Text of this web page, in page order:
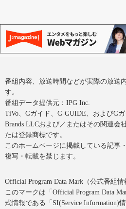
番組内容、放送時間などが実際の放送
す。
番組データ提供元：IPG Inc.
TiVo、Gガイド、G-GUIDE、およびG
Brands LLCおよび／またはその関連会
たは登録商標です。
このホームページに掲載している記事
複写・転載を禁じます。
Official Program Data Mark（公式番組情
このマークは「Official Program Data
式情報である「SI(Service Information)